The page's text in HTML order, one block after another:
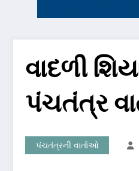
વાદળી
પંચતંત્ર
પંચતંત્રની વાર્તાઓ